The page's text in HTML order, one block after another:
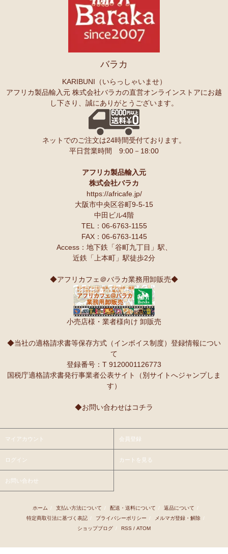
マサイシュカ アフリカの布ページに新入荷！
マサイ民族のマント 軽くおしゃれなブランケット
スクエアトートバッグ～キテンゲ本革仕立て
◇ハイクオリティ◇で仕立てた新作登場！『ニッポンの技×アフリ
10/20：ミニころりんハンドバッグ～キテンゲ本革仕立て～キテ
ンゲ◇ハイクオリティ◇で仕立てた新作登場！『ニッポンの技×ア
長財布L字ファスナー～キテンゲ本革仕立て
ハイクオリティ◇で仕立てた新作登場！『ニッポンの技×アフリカ
天然石ソープストーン オブジェ カバ絵皿
アフリカンキーホルダー バッグチャーム
リカ雑貨コーナー新入荷！
ティンガティンガ・アート～ロングサイズ（縦長・横長）
10/10：ティンガティンガ・アート～Lサイズの作品 新入荷！作家
名ごとに2つのカテゴリーでご紹介します
開催決定！【特別企画】ティンガティンガ・アーティスト
に弟子入り体験ワークショップ
〈1日コース〉〈2日コース〉 参加予約受付中！
レギュラーカラー半袖シャツ～キテンゲ◇ハイクオリティ
【MOTTAINAI】～もったいない～カシューナッツ ワケあ
り 賞味期限間近セール！
【予約開始】ティンガティンガ・カレンダー『ティンガテ
テンゲ◇ハイクオリティ◇で仕立てた新作登場！
◇で仕立てた新作登場！『ニッポンの技×アフリカの色』
手彫り金細工ジュエリー 新入荷！～ザンジバル金職人のハ
どれも素敵な柄で迷いますね。全部やっぱりかわいい。家族にプレセ
ントも考えているので、思いっきり買おうと思います。
上高地の山に行ったときに、アフリカと日本の山のマッチング合うな
ーと思ってネックウォーマーを身に着けました。
Ｏさまより ザンジバルスパイスMIXスパイスのご感想
実は、昨年4月にイベントで購入して以来、未使用だったのですが、
年明けから使い始め、これはおいしい！と思い、今回たくさん購入さ
せていただきました。
友人にもプレゼントしたいと思います♪
スパイスが持つ可能性も奥深いですよね。
Ｓさまより カシューナッツへのご感想
こんにちは。昨夜コーヒーとカシューナッツを受け取りました。
でカリカリとしてローストの感じもよく豆本来の甘みもあり、とても
夫も私もナッツ類が大好きで、食べだしたら止まりません。
Ｏさまより キテンゲ オトナのステテコパンツへのご感想
生地が薄く涼しい。動きやすい。履きやすい。
小学一年の授業で、世界の民話を読もうということで、『しんぞうと
ひげ』を読ませてもらいました。
クラスで読み聞かせをすると、子ども達の笑顔があっと言う間に満開
顔を見合わせて笑う子ども、お腹を抱えて笑う子ども、面白すぎる
ー！と声をあげて笑う子ども、、、
Ｓさまより ティンガティンガ・アートへのご感想
先日購入させて頂いた絵は大変気にいっています。
また、ダウディのほかの作品を紹介して頂き、ありがとうございま
す。他にも2点気になる作品があります。
アフリカらしいデザインで素敵です。形もいいけど、色も素敵！
今着けているネックレスと合わせて2つを重ねづけを楽しみます！
Ｙさまより 紅茶アフリカンプライドへのご感想
ミルクティーで飲むとすごく美味しいです。
Ｋさまより ■初めての方限定■全国送料無料■カフェアフリ
カ・バラカへのご感想
バラカ
KARIBUNI（いらっしゃいませ）
アフリカ製品輸入元 株式会社バラカの直営オンラインストアにお越
し下さり、誠にありがとうございます。
ネットでのご注文は24時間受付ております。
平日営業時間 9:00－18:00
アフリカ製品輸入元
株式会社バラカ
https://africafe.jp/
大阪市中央区谷町9-5-15
中田ビル4階
TEL：06-6763-1155
FAX：06-6763-1145
Access：地下鉄「谷町九丁目」駅、
近鉄「上本町」駅徒歩2分
◆アフリカフェ＠バラカ業務用卸販売◆
小売店様・業者様向け 卸販売
◆当社の適格請求書等保存方式（インボイス制度）登録情報につい
て
登録番号：T 9120001126773
国税庁適格請求書発行事業者公表サイト（別サイトへジャンプしま
す）
◆お問い合わせはコチラ
マイアカウント 会員登録
ログイン カートを見る
お問い合わせ
ホーム / 支払い方法について / 配送・送料について / 返品について
/
特定商取引法に基づく表記 / プライバシーポリシー / メルマガ登録・解除 /
ショップブログ / RSS / ATOM